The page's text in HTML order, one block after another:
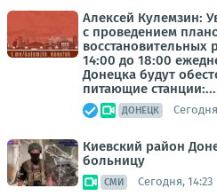
Алексей Кулемзин:
с проведением
восстановительных
14:00 до 18:00
Донецка будут
питающие станции:...
ДОНЕЦК
Киевский район
больницу
СМИ Сегодня, 14:23